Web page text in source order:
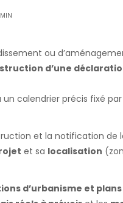
ou
d’une
calendrier précis fixé par
et la notification de
et sa localisation
d’urbanisme et plans